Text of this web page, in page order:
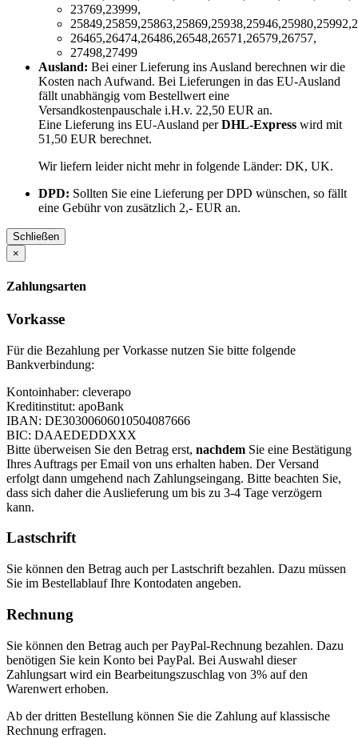
23769,23999,
26465,26474,26486,26548,26571,26579,26757,
27498,27499
Ausland: Bei einer Lieferung ins Ausland berechnen wir die
Kosten nach Aufwand. Bei Lieferungen in das EU-Ausland
fällt unabhängig vom Bestellwert eine
Versandkostenpauschale i.H.v. 22,50 EUR an.
Eine Lieferung ins EU-Ausland perDHL-Express wird mit
51,50 EUR berechnet.
Wir liefern leider nicht mehr in folgende Länder: DK, UK.
DPD: Sollten Sie eine Lieferung per DPD wünschen, so fällt
eine Gebühr von zusätzlich 2,- EUR an.
Schließen
×
Zahlungsarten
Vorkasse
Für die Bezahlung per Vorkasse nutzen Sie bitte folgende
Bankverbindung:
Kontoinhaber: cleverapo
Kreditinstitut: apoBank
IBAN: DE30300606010504087666
BIC: DAAEDEDDXXX
Bitte überweisen Sie den Betrag erst, nachdem Sie eine Bestätigung
Ihres Auftrags per Email von uns erhalten haben. Der Versand
erfolgt dann umgehend nach Zahlungseingang. Bitte beachten Sie,
dass sich daher die Auslieferung um bis zu 3-4 Tage verzögern
kann.
Lastschrift
Sie können den Betrag auch per Lastschrift bezahlen. Dazu müssen
Sie im Bestellablauf Ihre Kontodaten angeben.
Rechnung
Sie können den Betrag auch per PayPal-Rechnung bezahlen. Dazu
benötigen Sie kein Konto bei PayPal. Bei Auswahl dieser
Zahlungsart wird ein Bearbeitungszuschlag von 3% auf den
Warenwert erhoben.
Ab der dritten Bestellung können Sie die Zahlung auf klassische
Rechnung erfragen.